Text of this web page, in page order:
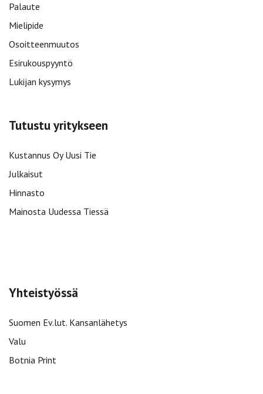
Palaute
Mielipide
Osoitteenmuutos
Esirukouspyyntö
Lukijan kysymys
Tutustu yritykseen
Kustannus Oy Uusi Tie
Julkaisut
Hinnasto
Mainosta Uudessa Tiessä
Yhteistyössä
Suomen Ev.lut. Kansanlähetys
Valu
Botnia Print